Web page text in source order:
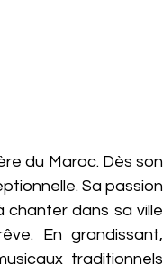
du Maroc. Dès son
Sa passion
dans sa ville
En grandissant,
traditionnels